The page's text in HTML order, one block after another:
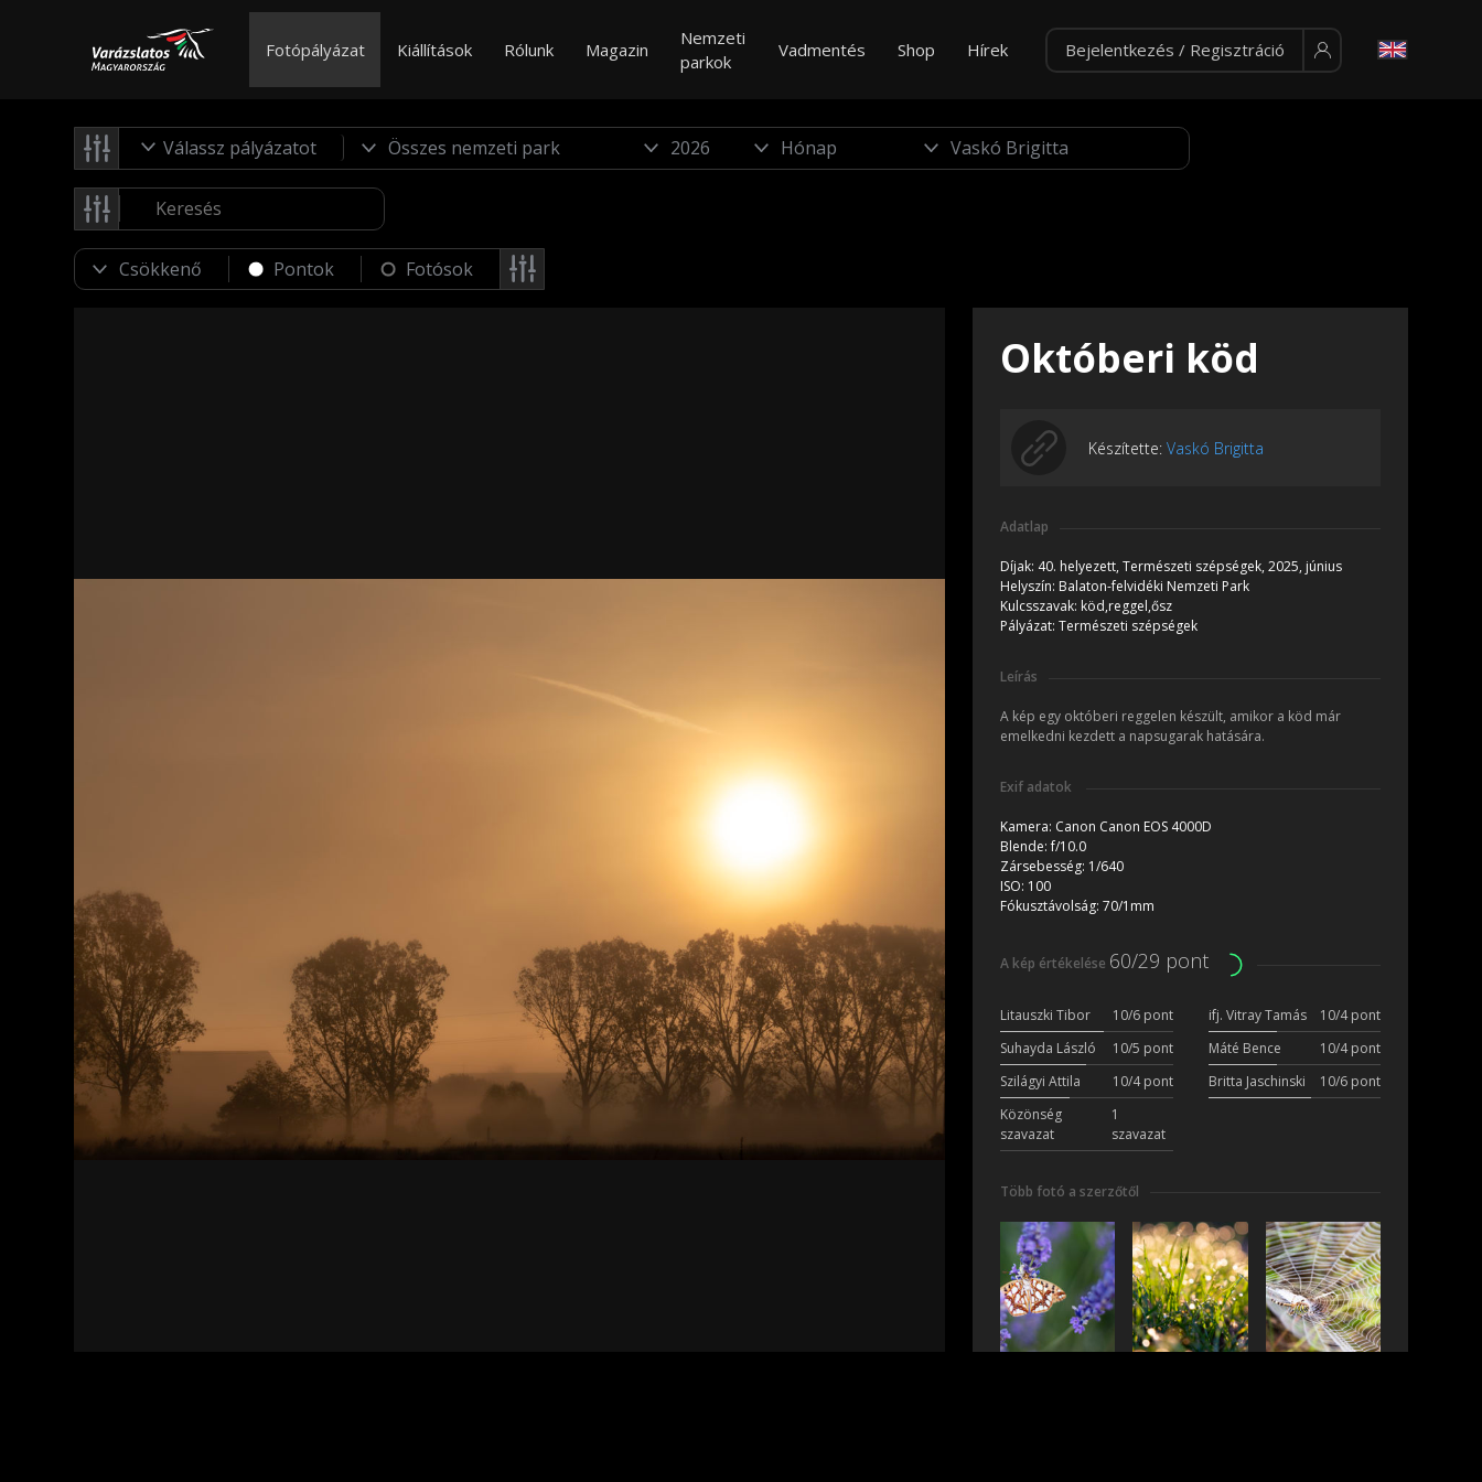
Fotópályázat Kiállítások Rólunk Magazin
Nemzeti
parkok
Vadmentés Shop Hírek Bejelentkezés / Regisztráció
Válassz pályázatot
Pontok Fotósok
Októberi köd
Készítette: Vaskó Brigitta
Adatlap
Díjak: 40. helyezett, Természeti szépségek, 2025, június
Helyszín: Balaton-felvidéki Nemzeti Park
Kulcsszavak: köd,reggel,ősz
Pályázat: Természeti szépségek
Leírás
A kép egy októberi reggelen készült, amikor a köd már
emelkedni kezdett a napsugarak hatására.
Exif adatok
Kamera: Canon Canon EOS 4000D
Blende:f/10.0
Zársebesség: 1/640
ISO: 100
Fókusztávolság: 70/1mm
A kép értékelése 60/29 pont
Litauszki Tibor 10/6 pont ifj. Vitray Tamás
10/4 pont
Suhayda László
10/5 pont Máté Bence
10/4 pont
Szilágyi Attila
10/4 pont Britta Jaschinski
10/6 pont
Közönség
szavazat
1
szavazat
Több fotó a szerzőtől